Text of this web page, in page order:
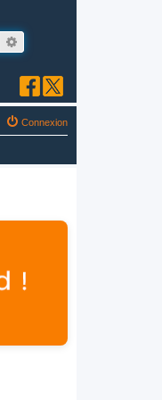
Rechercher
Connexion